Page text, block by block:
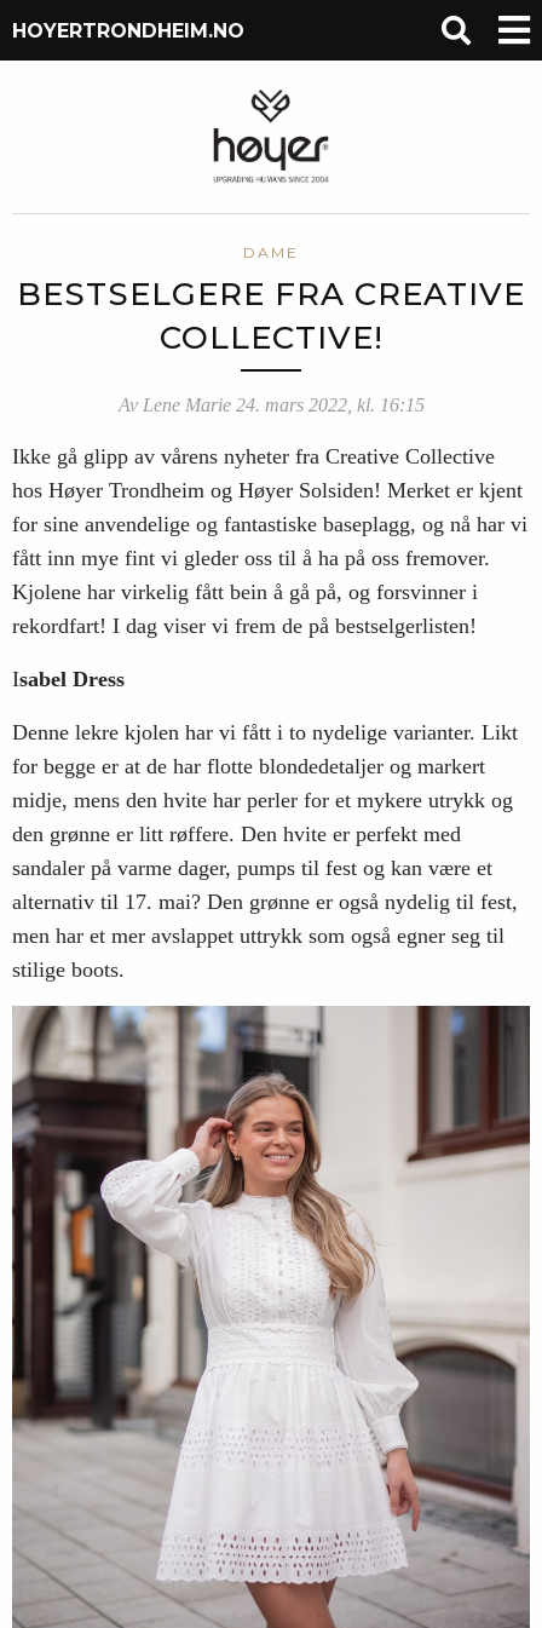
HOYERTRONDHEIM.NO
DAME
BESTSELGERE FRA CREATIVE
COLLECTIVE!
Av Lene Marie 24. mars 2022, kl. 16:15
Ikke gå glipp av vårens nyheter fra Creative Collective
hos Høyer Trondheim og Høyer Solsiden! Merket er kjent
for sine anvendelige og fantastiske baseplagg, og nå har vi
fått inn mye fint vi gleder oss til å ha på oss fremover.
Kjolene har virkelig fått bein å gå på, og forsvinner i
rekordfart! I dag viser vi frem de på bestselgerlisten!
Isabel Dress
Denne lekre kjolen har vi fått i to nydelige varianter. Likt
for begge er at de har flotte blondedetaljer og markert
midje, mens den hvite har perler for et mykere utrykk og
den grønne er litt røffere. Den hvite er perfekt med
sandaler på varme dager, pumps til fest og kan være et
alternativ til 17. mai? Den grønne er også nydelig til fest,
men har et mer avslappet uttrykk som også egner seg til
stilige boots.